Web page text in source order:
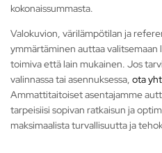
kokonaissummasta.
Valokuvion, värilämpötilan ja
ymmärtäminen auttaa valitsemaan
toimiva että lain mukainen. Jos
valinnassa tai asennuksessa, ota
Ammattitaitoiset asentajamme
tarpeisiisi sopivan ratkaisun ja
maksimaalista turvallisuutta ja